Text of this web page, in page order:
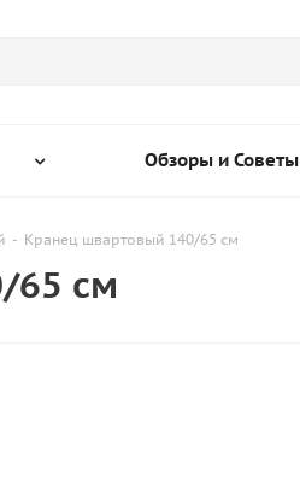
Обзоры и Советы
- Кранец швартовый 140/65 см
65 см